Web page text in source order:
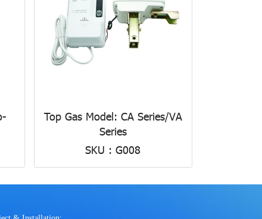
Top Gas Model: CA Series/VA
Series
SKU : G008